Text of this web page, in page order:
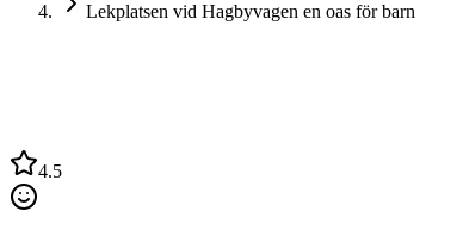
Lekplatsen vid Hagbyvagen en oas för barn
4.5